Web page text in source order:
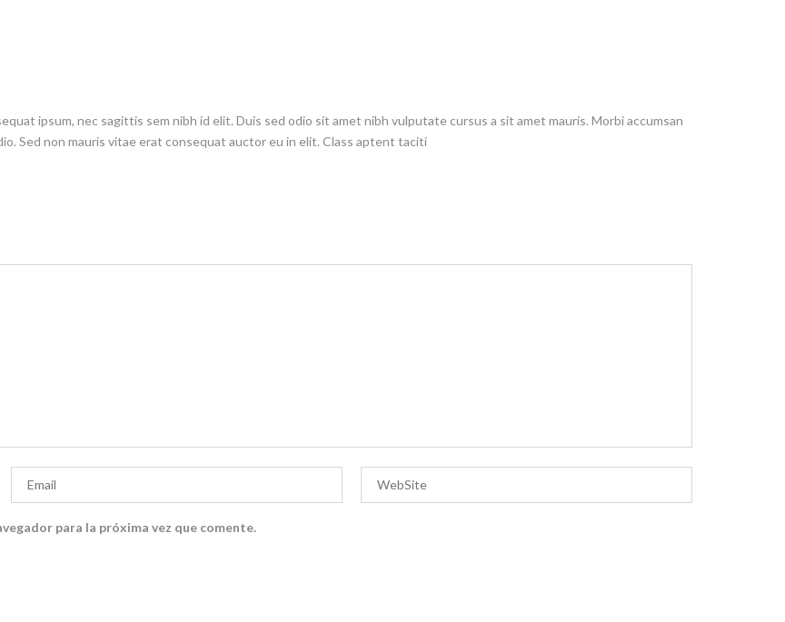
ipsum, nec sagittis sem nibh id elit. Duis sed odio sit amet nibh vulputate cursus a sit amet mauris. Morbi accumsan
Sed non mauris vitae erat consequat auctor eu in elit. Class aptent taciti
para la próxima vez que comente.